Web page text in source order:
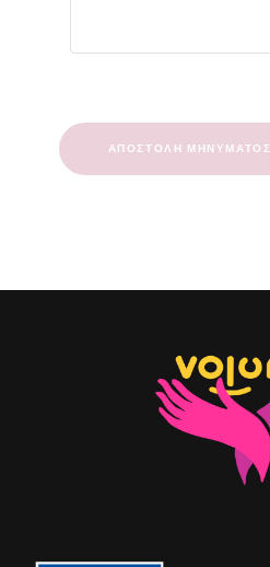
ΑΠΟΣΤΟΛΉ ΜΗΝΎΜΑΤΟΣ